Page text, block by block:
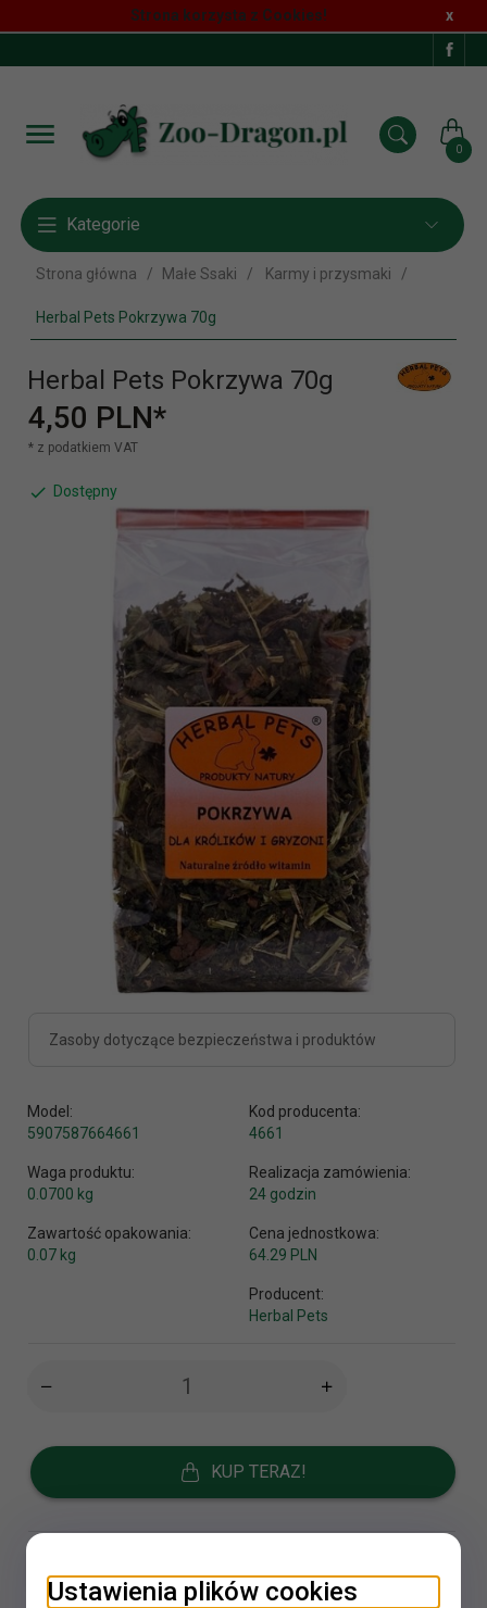
Strona korzysta z Cookies! x
0
Kategorie
Strona główna Małe Ssaki Karmy i przysmaki
Herbal Pets Pokrzywa 70g
Herbal Pets Pokrzywa 70g
4,50 PLN*
* z podatkiem VAT
Dostępny
Zasoby dotyczące bezpieczeństwa i produktów
Model:
5907587664661
Kod producenta:
4661
Waga produktu:
0.0700 kg
Realizacja zamówienia:
24 godzin
Zawartość opakowania:
0.07 kg
Cena jednostkowa:
64.29 PLN
Producent:
Herbal Pets
KUP TERAZ!
Ustawienia plików cookies